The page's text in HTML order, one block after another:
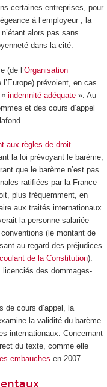
certaines entreprises, pour
à l’employeur ; la
alors pas sans
dans la cité.
(de l’Organisation
l’Europe) prévoient, en cas
indemnité adéquate». Au
et des cours d’appel
aux règles de droit
la loi prévoyant le barème,
que le barème n’est pas
ratifiées par la France
plus fréquemment, en
aux traités internationaux
la personne salariée
(le montant de
au regard des préjudices
de la Constitution).
des dommages-
de cours d’appel, la
la validité du barème
internationaux. Concernant
du texte, comme elle
embauches en 2007.